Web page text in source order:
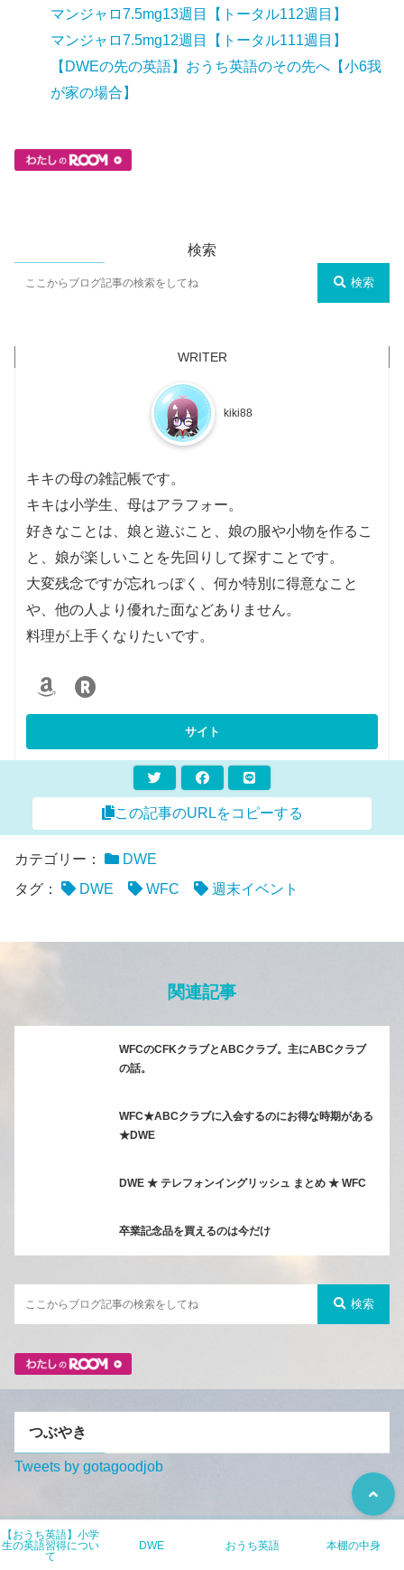
マンジャロ7.5mg13週目【トータル112週目】
マンジャロ7.5mg12週目【トータル111週目】
【DWEの先の英語】おうち英語のその先へ【小6我
が家の場合】
検索
検索
kiki88
キキの母の雑記帳です。
キキは小学生、母はアラフォー。
好きなことは、娘と遊ぶこと、娘の服や小物を作るこ
と、娘が楽しいことを先回りして探すことです。
大変残念ですが忘れっぽく、何か特別に得意なこと
や、他の人より優れた面などありません。
料理が上手くなりたいです。
この記事のURLをコピーする
カテゴリー：
DWE
タグ：
DWE WFC 週末イベント
関連記事
WFCのCFKクラブとABCクラブ。主にABCクラブ
の話。
WFC★ABCクラブに入会するのにお得な時期がある
★DWE
DWE ★ テレフォンイングリッシュ まとめ ★ WFC
卒業記念品を買えるのは今だけ
検索
つぶやき
Tweets by gotagoodjob
カテゴリー
【おうち英語】小学
生の英語習得につい
て
DWE おうち英語 本棚の中身